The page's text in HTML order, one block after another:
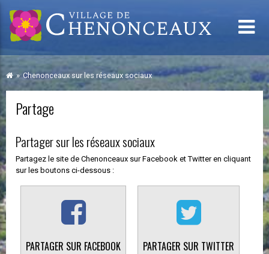
Chenonceaux sur les réseaux sociaux
Partage
Partager sur les réseaux sociaux
Partagez le site de Chenonceaux sur Facebook et Twitter en cliquant
sur les boutons ci-dessous :
PARTAGER SUR FACEBOOK PARTAGER SUR TWITTER